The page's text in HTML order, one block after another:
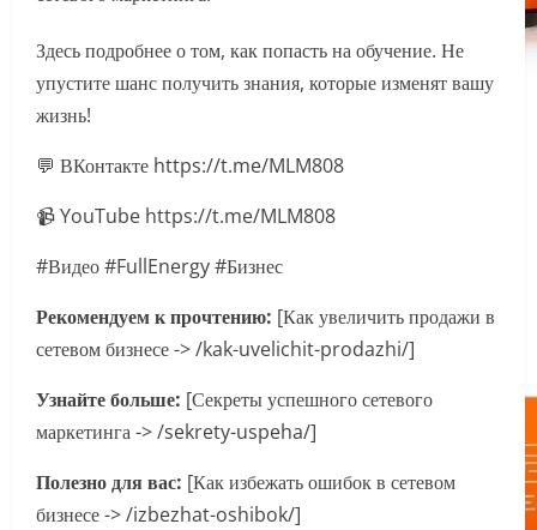
Здесь подробнее о том, как попасть на обучение. Не
упустите шанс получить знания, которые изменят вашу
жизнь!
💬 ВКонтакте https://t.me/MLM808
📹 YouTube https://t.me/MLM808
#Видео #FullEnergy #Бизнес
Рекомендуем к прочтению: [Как увеличить продажи в
сетевом бизнесе -> /kak-uvelichit-prodazhi/]
Узнайте больше: [Секреты успешного сетевого
маркетинга -> /sekrety-uspeha/]
Полезно для вас: [Как избежать ошибок в сетевом
бизнесе -> /izbezhat-oshibok/]